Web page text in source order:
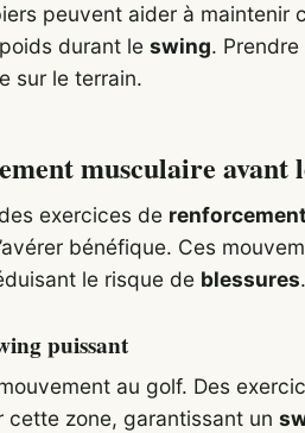
peuvent aider à maintenir
durant le swing.
sur le terrain.
musculaire avant
exercices de
bénéfique. Ces
le risque de blessures.
puissant
au golf. Des
cette zone, garantissant un